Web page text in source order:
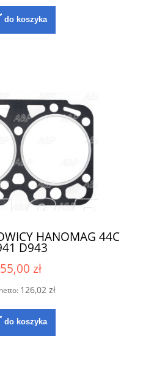
do koszyka
HANOMAG 44C
D943
zł
126,02 zł
do koszyka